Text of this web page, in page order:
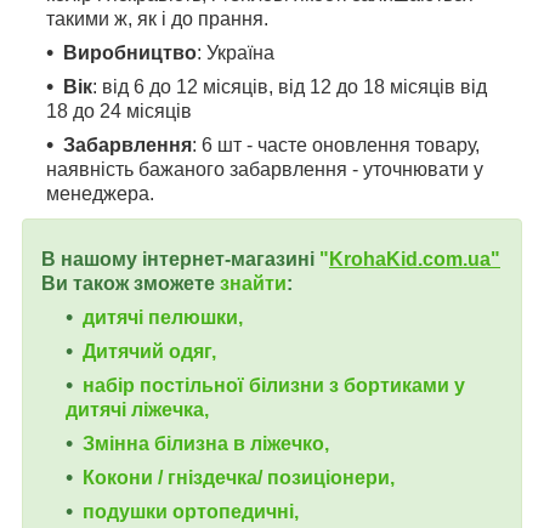
такими ж, як і до прання.
Виробництво: Україна
Вік: від 6 до 12 місяців, від 12 до 18 місяців від
18 до 24 місяців
Забарвлення: 6 шт - часте оновлення товару,
наявність бажаного забарвлення - уточнювати у
менеджера.
В нашому інтернет-магазині " KrohaKid.com.ua"
Ви також зможете знайти:
дитячі пелюшки,
Дитячий одяг,
набір постільної білизни з бортиками у
дитячі ліжечка,
Змінна білизна в ліжечко,
Кокони / гніздечка/ позиціонери,
подушки ортопедичні,